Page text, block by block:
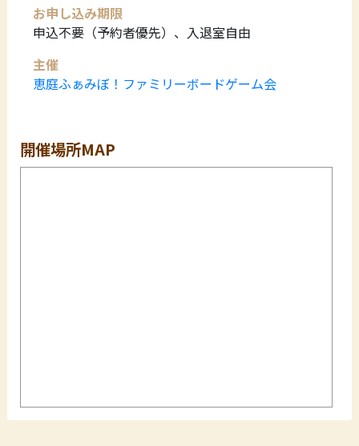
お申し込み期限
申込不要（予約者優先）、入退室自由
主催
恵庭ふぁみぼ！ファミリーボードゲーム会
開催場所MAP